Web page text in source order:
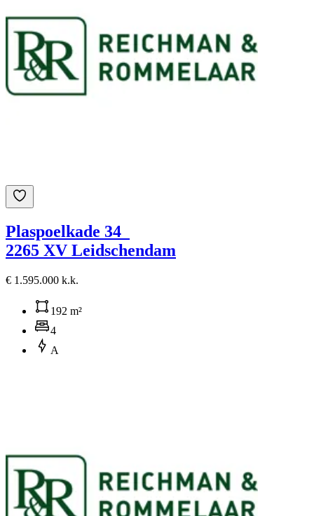
Plaspoelkade 34
2265 XV Leidschendam
€ 1.595.000 k.k.
192 m²
4
A